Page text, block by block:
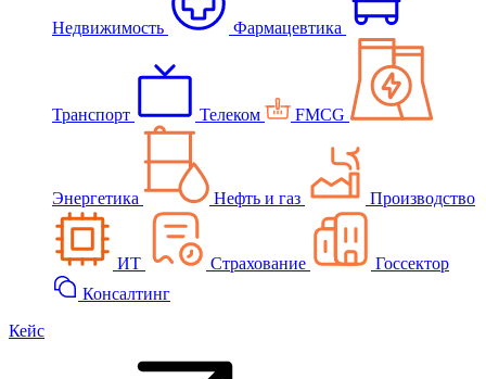
Недвижимость Фармацевтика
Транспорт Телеком FMCG
Энергетика Нефть и газ Производство
ИТ Страхование
Госсектор
Консалтинг
Кейс